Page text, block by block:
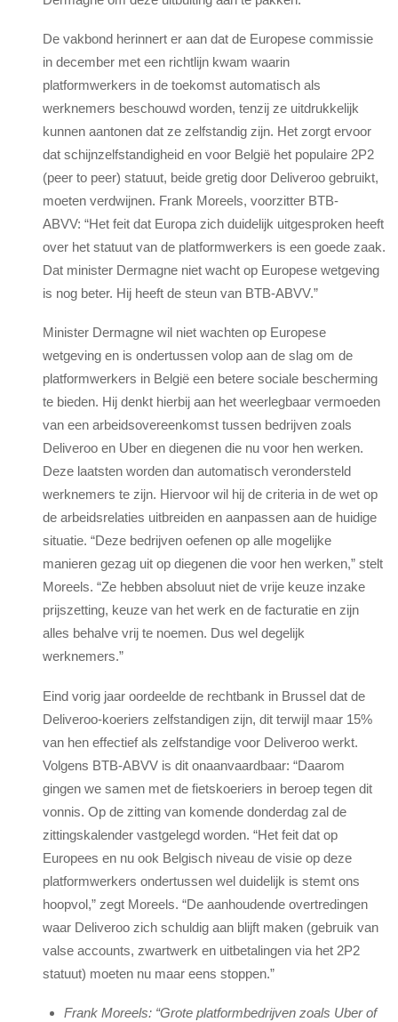
De vakbond herinnert er aan dat de Europese commissie
in december met een richtlijn kwam waarin
platformwerkers in de toekomst automatisch als
werknemers beschouwd worden, tenzij ze uitdrukkelijk
kunnen aantonen dat ze zelfstandig zijn. Het zorgt ervoor
dat schijnzelfstandigheid en voor België het populaire 2P2
(peer to peer) statuut, beide gretig door Deliveroo gebruikt,
moeten verdwijnen. Frank Moreels, voorzitter BTB-
ABVV: “Het feit dat Europa zich duidelijk uitgesproken heeft
over het statuut van de platformwerkers is een goede zaak.
Dat minister Dermagne niet wacht op Europese wetgeving
is nog beter. Hij heeft de steun van BTB-ABVV.”
Minister Dermagne wil niet wachten op Europese
wetgeving en is ondertussen volop aan de slag om de
platformwerkers in België een betere sociale bescherming
te bieden. Hij denkt hierbij aan het weerlegbaar vermoeden
van een arbeidsovereenkomst tussen bedrijven zoals
Deliveroo en Uber en diegenen die nu voor hen werken.
Deze laatsten worden dan automatisch verondersteld
werknemers te zijn. Hiervoor wil hij de criteria in de wet op
de arbeidsrelaties uitbreiden en aanpassen aan de huidige
situatie. “Deze bedrijven oefenen op alle mogelijke
manieren gezag uit op diegenen die voor hen werken,” stelt
Moreels. “Ze hebben absoluut niet de vrije keuze inzake
prijszetting, keuze van het werk en de facturatie en zijn
alles behalve vrij te noemen. Dus wel degelijk
werknemers.”
Eind vorig jaar oordeelde de rechtbank in Brussel dat de
Deliveroo-koeriers zelfstandigen zijn, dit terwijl maar 15%
van hen effectief als zelfstandige voor Deliveroo werkt.
Volgens BTB-ABVV is dit onaanvaardbaar: “Daarom
gingen we samen met de fietskoeriers in beroep tegen dit
vonnis. Op de zitting van komende donderdag zal de
zittingskalender vastgelegd worden. “Het feit dat op
Europees en nu ook Belgisch niveau de visie op deze
platformwerkers ondertussen wel duidelijk is stemt ons
hoopvol,” zegt Moreels. “De aanhoudende overtredingen
waar Deliveroo zich schuldig aan blijft maken (gebruik van
valse accounts, zwartwerk en uitbetalingen via het 2P2
statuut) moeten nu maar eens stoppen.”
Frank Moreels: “Grote platformbedrijven zoals Uber of